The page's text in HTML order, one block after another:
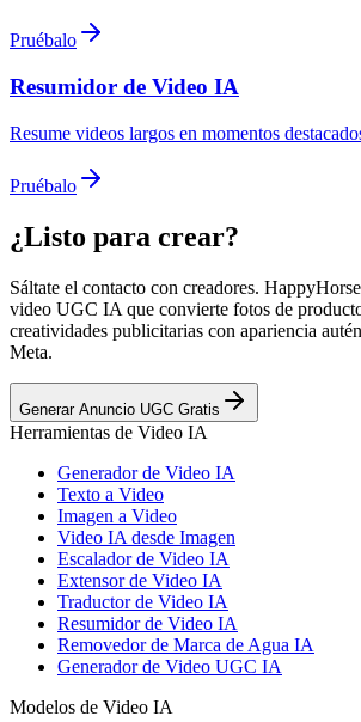
Pruébalo
Resumidor de Video IA
Resume videos largos en momentos
Pruébalo
¿Listo para crear?
Sáltate el contacto con creadores.
video UGC IA que convierte fotos de
creatividades publicitarias con apariencia
Meta.
Generar Anuncio UGC Gratis
Herramientas de Video IA
Generador de Video IA
Texto a Video
Imagen a Video
Video IA desde Imagen
Escalador de Video IA
Extensor de Video IA
Traductor de Video IA
Resumidor de Video IA
Removedor de Marca de Agua IA
Generador de Video UGC IA
Modelos de Video IA